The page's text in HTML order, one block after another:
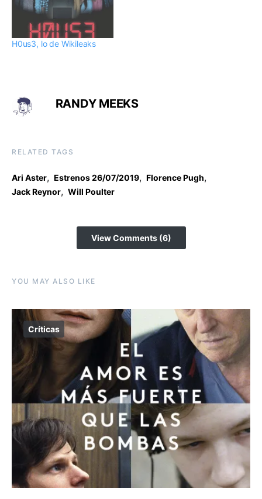
H0us3, lo de Wikileaks
RANDY MEEKS
RELATED TAGS
Ari Aster, Estrenos 26/07/2019, Florence Pugh,
Jack Reynor, Will Poulter
View Comments (6)
YOU MAY ALSO LIKE
Críticas